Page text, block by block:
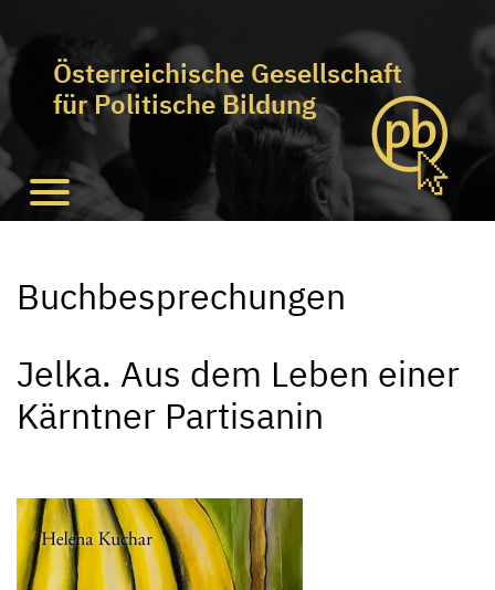
Österreichische Gesellschaft
für Politische Bildung
Buchbesprechungen
Jelka. Aus dem Leben einer
Kärntner Partisanin